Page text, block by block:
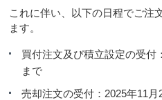
これに伴い、以下の日程でご注
ます。
買付注文及び積立設定の受付
まで
売却注文の受付：2025年11